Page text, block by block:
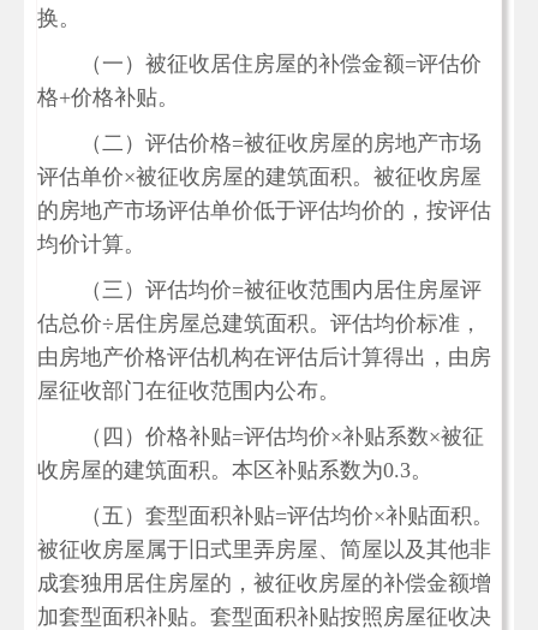
换。
（一）被征收居住房屋的补偿金额=评估价
格+价格补贴。
（二）评估价格=被征收房屋的房地产市场
评估单价×被征收房屋的建筑面积。被征收房屋
的房地产市场评估单价低于评估均价的，按评估
均价计算。
（三）评估均价=被征收范围内居住房屋评
估总价÷居住房屋总建筑面积。评估均价标准，
由房地产价格评估机构在评估后计算得出，由房
屋征收部门在征收范围内公布。
（四）价格补贴=评估均价×补贴系数×被征
收房屋的建筑面积。本区补贴系数为0.3。
（五）套型面积补贴=评估均价×补贴面积。
被征收房屋属于旧式里弄房屋、简屋以及其他非
成套独用居住房屋的，被征收房屋的补偿金额增
加套型面积补贴。套型面积补贴按照房屋征收决